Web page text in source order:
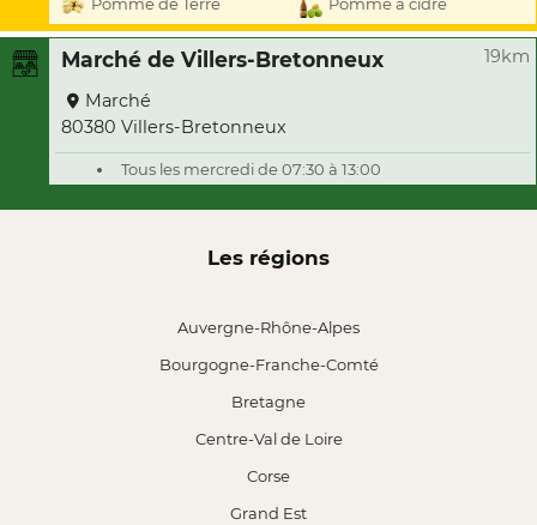
Pomme de Terre Pomme à cidre
Marché de Villers-Bretonneux 19km
Marché
80380 Villers-Bretonneux
Tous les mercredi de 07:30 à 13:00
Les régions
Auvergne-Rhône-Alpes
Bourgogne-Franche-Comté
Bretagne
Centre-Val de Loire
Corse
Grand Est